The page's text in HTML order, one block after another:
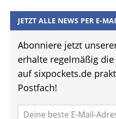
JETZT ALLE NEWS PER E-
Abonniere jetzt
erhalte regelmäßig
auf sixpockets.de
Postfach!